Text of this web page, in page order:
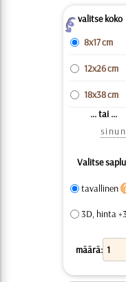
Zvalitse koko
8x17 cm
12x26 cm
18x38 cm
... tai ...
Valitse
tavallinen
3D, hinta
määrä: